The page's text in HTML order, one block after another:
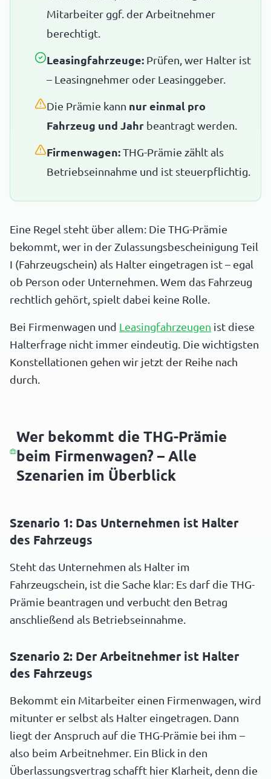
Mitarbeiter ggf. der Arbeitnehmer
berechtigt.
Leasingfahrzeuge: Prüfen, wer Halter ist
– Leasingnehmer oder Leasinggeber.
Die Prämie kann nur einmal pro
Fahrzeug und Jahr beantragt werden.
Firmenwagen: THG-Prämie zählt als
Betriebseinnahme und ist steuerpflichtig.
Eine Regel steht über allem: Die THG-Prämie
bekommt, wer in der Zulassungsbescheinigung Teil
I (Fahrzeugschein) als Halter eingetragen ist – egal
ob Person oder Unternehmen. Wem das Fahrzeug
rechtlich gehört, spielt dabei keine Rolle.
Bei Firmenwagen und Leasingfahrzeugen ist diese
Halterfrage nicht immer eindeutig. Die wichtigsten
Konstellationen gehen wir jetzt der Reihe nach
durch.
Wer bekommt die THG-Prämie
beim Firmenwagen? – Alle
Szenarien im Überblick
Szenario 1: Das Unternehmen ist Halter
des Fahrzeugs
Steht das Unternehmen als Halter im
Fahrzeugschein, ist die Sache klar: Es darf die THG-
Prämie beantragen und verbucht den Betrag
anschließend als Betriebseinnahme.
Szenario 2: Der Arbeitnehmer ist Halter
des Fahrzeugs
Bekommt ein Mitarbeiter einen Firmenwagen, wird
mitunter er selbst als Halter eingetragen. Dann
liegt der Anspruch auf die THG-Prämie bei ihm –
also beim Arbeitnehmer. Ein Blick in den
Überlassungsvertrag schafft hier Klarheit, denn die